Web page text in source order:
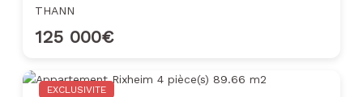
THANN
125 000€
EXCLUSIVITE